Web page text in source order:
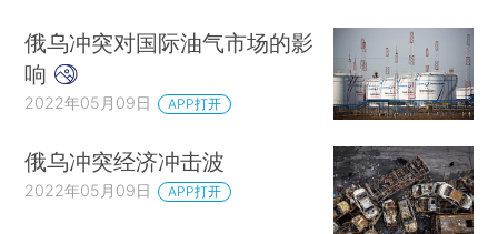
俄乌冲突对国际油气市场的影
响
2022年05月09日 APP打开
俄乌冲突经济冲击波
2022年05月09日 APP打开